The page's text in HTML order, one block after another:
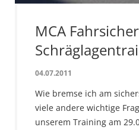
MCA
04.07.2011
Wie bremse ich am
viele andere wichtige
unserem Training am